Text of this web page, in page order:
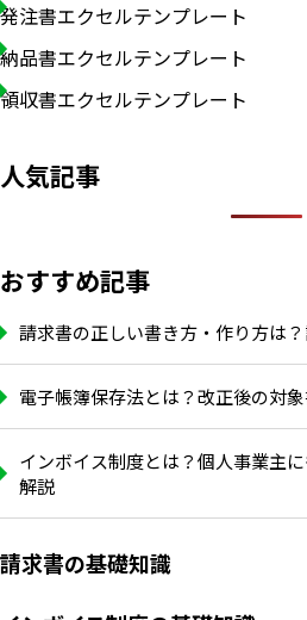
発注書エクセルテンプレート
納品書エクセルテンプレート
領収書エクセルテンプレート
人気記事
おすすめ記事
請求書の正しい書き方・作り方は
電子帳簿保存法とは？改正後の対
インボイス制度とは？個人事業主
解説
請求書の基礎知識
いますぐ無料